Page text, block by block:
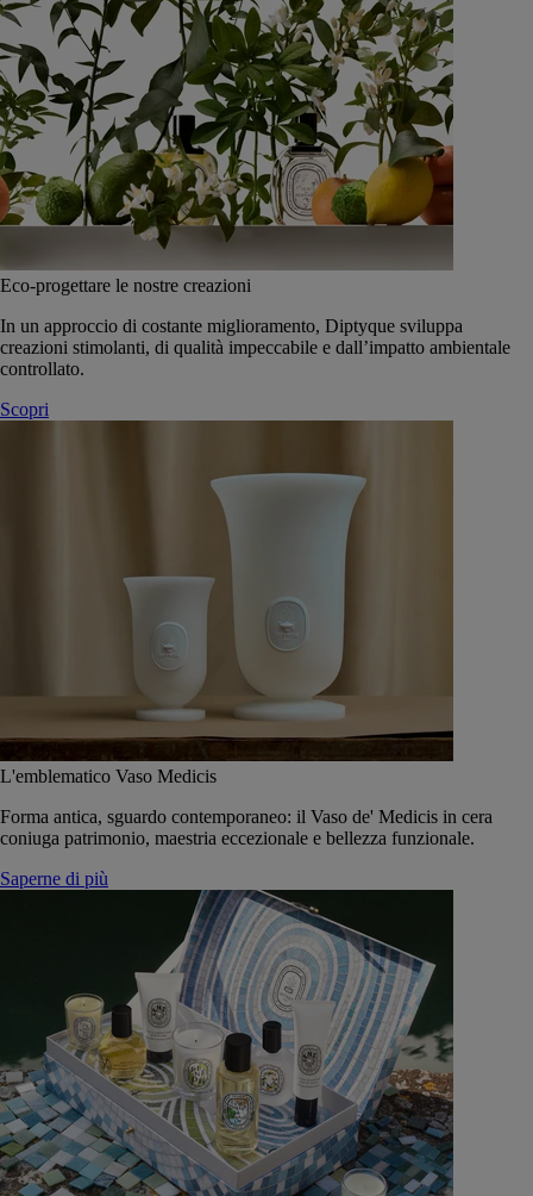
Eco-progettare le nostre creazioni
In un approccio di costante miglioramento, Diptyque sviluppa
creazioni stimolanti, di qualità impeccabile e dall’impatto ambientale
controllato.
Scopri
L'emblematico Vaso Medicis
Forma antica, sguardo contemporaneo: il Vaso de' Medicis in cera
coniuga patrimonio, maestria eccezionale e bellezza funzionale.
Saperne di più